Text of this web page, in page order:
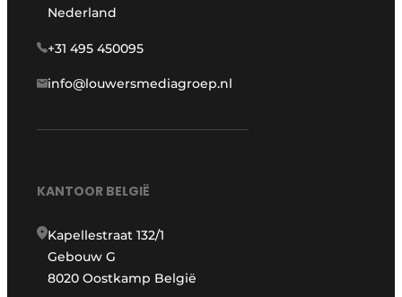
Nederland
+31 495 450095
info@louwersmediagroep.nl
KANTOOR BELGIË
Kapellestraat 132/1
Gebouw G
8020 Oostkamp België